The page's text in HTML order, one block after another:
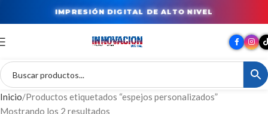
IMPRESIÓN DIGITAL DE ALTO NIVEL
Inicio Productos etiquetados “espejos personalizados”
Mostrando los 2 resultados